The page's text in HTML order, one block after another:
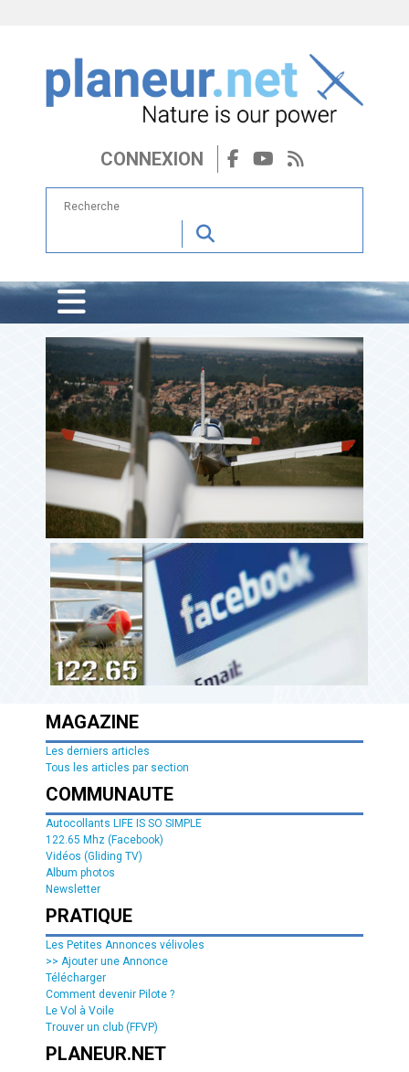
CONNEXION
MAGAZINE
Les derniers articles
Tous les articles par section
COMMUNAUTE
Autocollants LIFE IS SO SIMPLE
122.65 Mhz (Facebook)
Vidéos (Gliding TV)
Album photos
Newsletter
PRATIQUE
Les Petites Annonces vélivoles
>> Ajouter une Annonce
Télécharger
Comment devenir Pilote ?
Le Vol à Voile
Trouver un club (FFVP)
PLANEUR.NET